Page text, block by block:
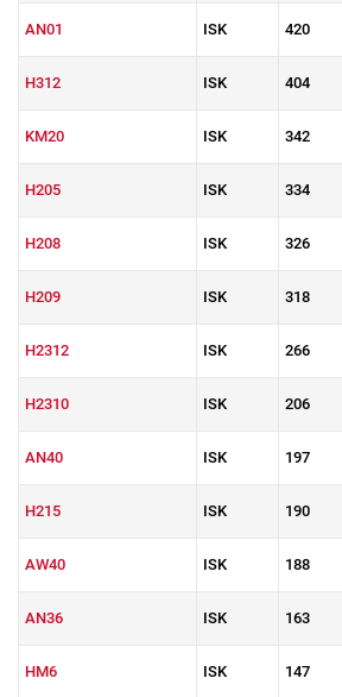
AN01 ISK 420
H312 ISK 404
KM20 ISK 342
H205 ISK 334
H208 ISK 326
H209 ISK 318
H2312 ISK 266
H2310 ISK 206
AN40 ISK 197
H215 ISK 190
AW40 ISK 188
AN36 ISK 163
HM6 ISK 147